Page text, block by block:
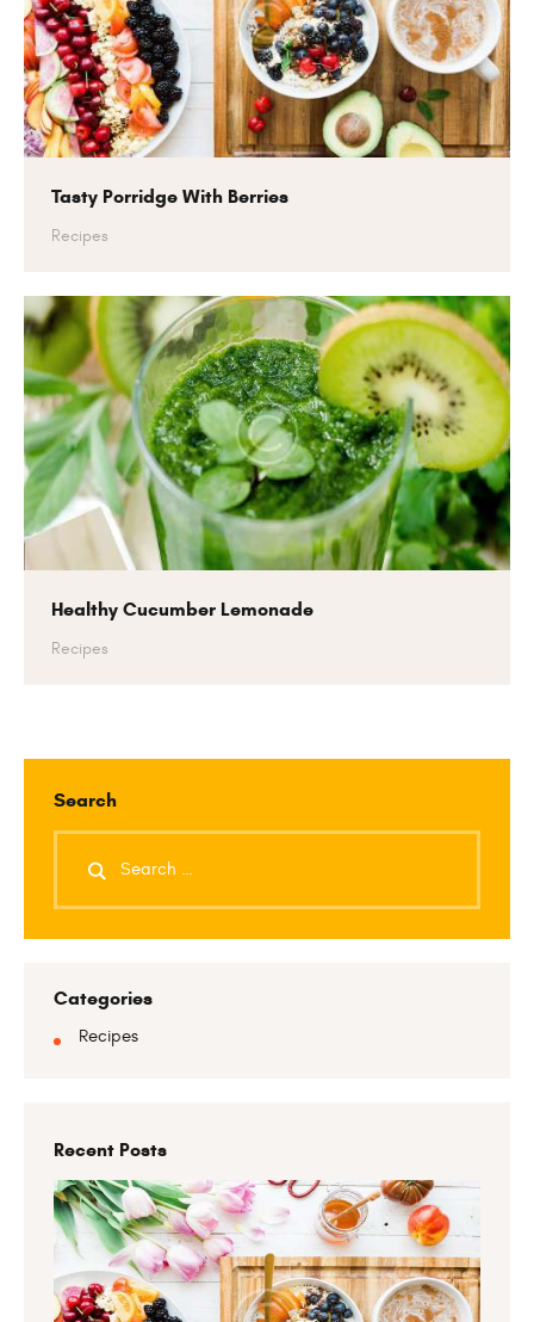
Tasty Porridge With Berries
Recipes
Healthy Cucumber Lemonade
Recipes
Search
Categories
Recipes
Recent Posts